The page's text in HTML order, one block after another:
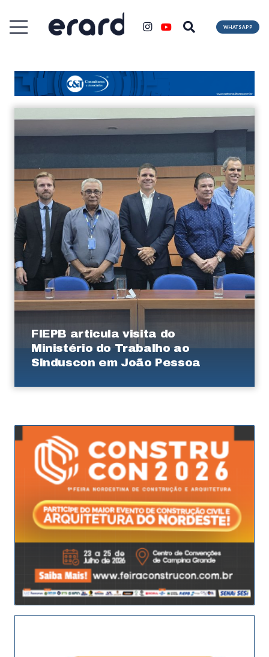
WHATSAPP
FIEPB articula visita do
Ministério do Trabalho ao
Sinduscon em João Pessoa